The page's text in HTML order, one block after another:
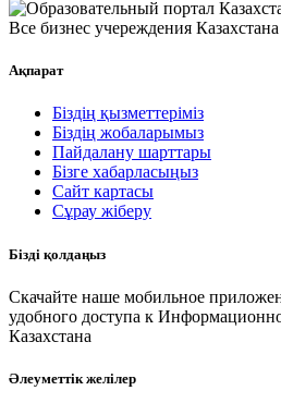
Все бизнес учереждения Казахстана
Ақпарат
Біздің қызметтеріміз
Біздің жобаларымыз
Пайдалану шарттары
Бізге хабарласыңыз
Сайт картасы
Сұрау жіберу
Бізді қолдаңыз
Скачайте наше мобильное
удобного доступа к
Казахстана
Әлеуметтік желілер